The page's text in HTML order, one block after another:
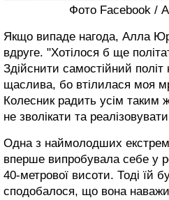
Фото Facebook /
Якщо випаде нагода, Алла
вдруге. "Хотілося б ще
Здійснити самостійний політ
щаслива, бо втілилася моя
Колесник радить усім таким
не зволікати та
Одна з наймолодших
вперше випробувала себе у
40-метрової висоти. Тоді їй
сподобалося, що вона